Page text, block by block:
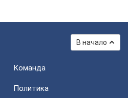
В начало
Команда
Политика